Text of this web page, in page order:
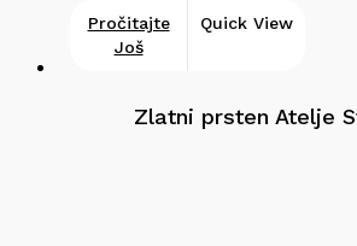
Pročitajte
Još
Quick View
Zlatni prsten Atelje